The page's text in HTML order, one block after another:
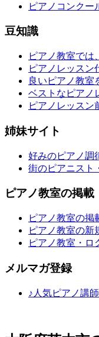
ピアノコンクー
豆知識
ピアノ教室では
ピアノレッスン
良いピアノ教室
ベストなピアノ
ピアノレッスン
姉妹サイト
好みのピアノ調
街のピアニスト
ピアノ教室の掲載
ピアノ教室の掲
ピアノ教室の新
ピアノ教室・ロ
メルマガ登録
♪人気ピアノ講